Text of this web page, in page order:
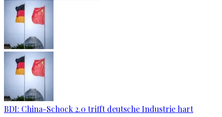
BDI: China-Schock 2.0 trifft deutsche Industrie hart